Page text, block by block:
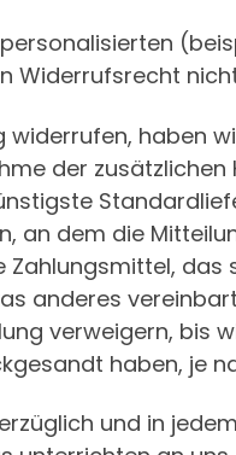
Widerrufsrecht
widerrufen, haben
der
an dem die
das
anderes
verweigern, bis
haben, je
und in